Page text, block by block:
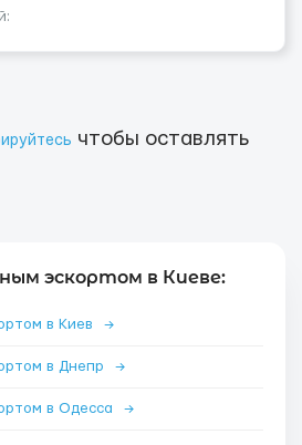
чтобы оставлять
эскортом в Киеве:
в Киев →
в Днепр →
в Одесса →